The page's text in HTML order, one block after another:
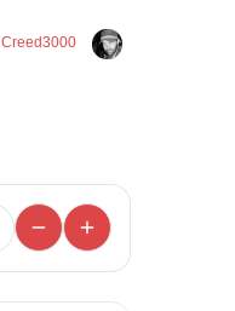
Creed3000